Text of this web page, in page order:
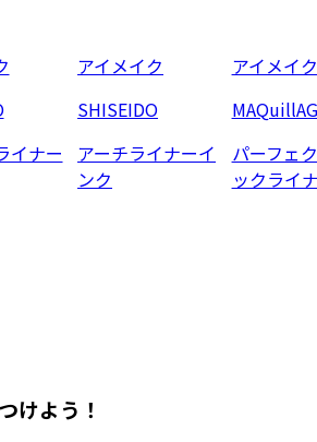
イナー
アイメイク
SHISEIDO
アーチライナーイ
ンク
アイメイク
パーフェ
ックライ
けよう！